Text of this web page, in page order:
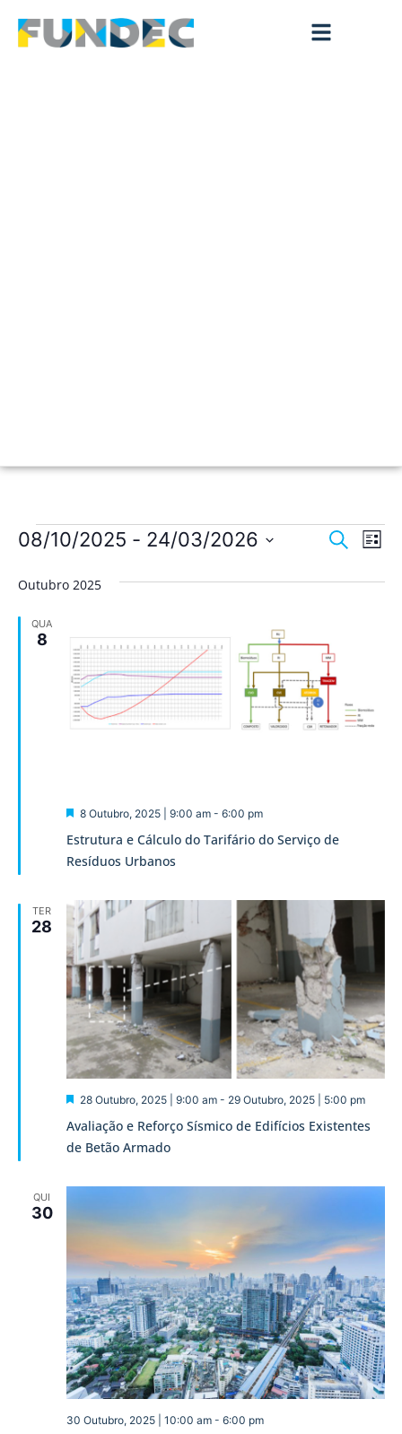
de
e
de
Pesquisar
Lista
08/10/2025 - 24/03/2026
data.
Outubro 2025
QUA
8
Estrutura e Cálculo do Tarifário do Serviço de
Resíduos Urbanos
Destaque
8 Outubro, 2025 | 9:00 am- 6:00 pm
TER
28
Avaliação e Reforço Sísmico de Edifícios Existentes
de Betão Armado
Destaque
28 Outubro, 2025 | 9:00 am- 29 Outubro, 2025 | 5:00 pm
QUI
30
30 Outubro, 2025 | 10:00 am- 6:00 pm